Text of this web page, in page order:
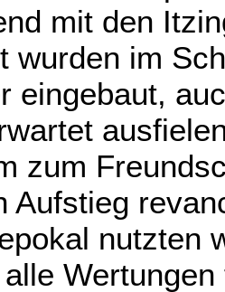
mit den
wurden im
eingebaut,
zum
Aufstieg
nutzten